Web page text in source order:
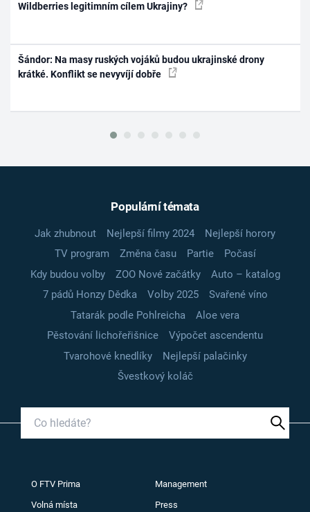
Wildberries legitimním cílem Ukrajiny?
Šándor: Na masy ruských vojáků budou ukrajinské drony
krátké. Konflikt se nevyvíjí dobře
Populární témata
Jak zhubnout Nejlepší filmy 2024
Nejlepší horory
TV program
Změna času Partie
Počasí
Kdy budou volby
ZOO Nové začátky
Auto – katalog
7 pádů Honzy Dědka
Volby 2025
Svařené víno
Tatarák podle Pohlreicha
Aloe vera
Pěstování lichořeřišnice
Výpočet ascendentu
Tvarohové knedlíky
Nejlepší palačinky
Švestkový koláč
O FTV Prima Management
Volná místa Press